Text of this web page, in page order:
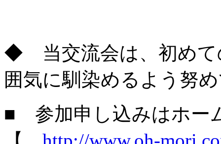
◆ 当交流会は、初めて
囲気に馴染めるよう努
■ 参加申し込みはホ